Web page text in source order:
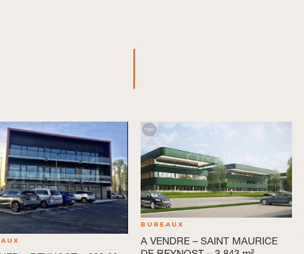
BUREAUX
A VENDRE – SAINT MAURICE